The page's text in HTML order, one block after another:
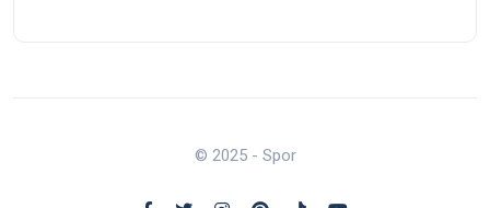
© 2025 - Spor